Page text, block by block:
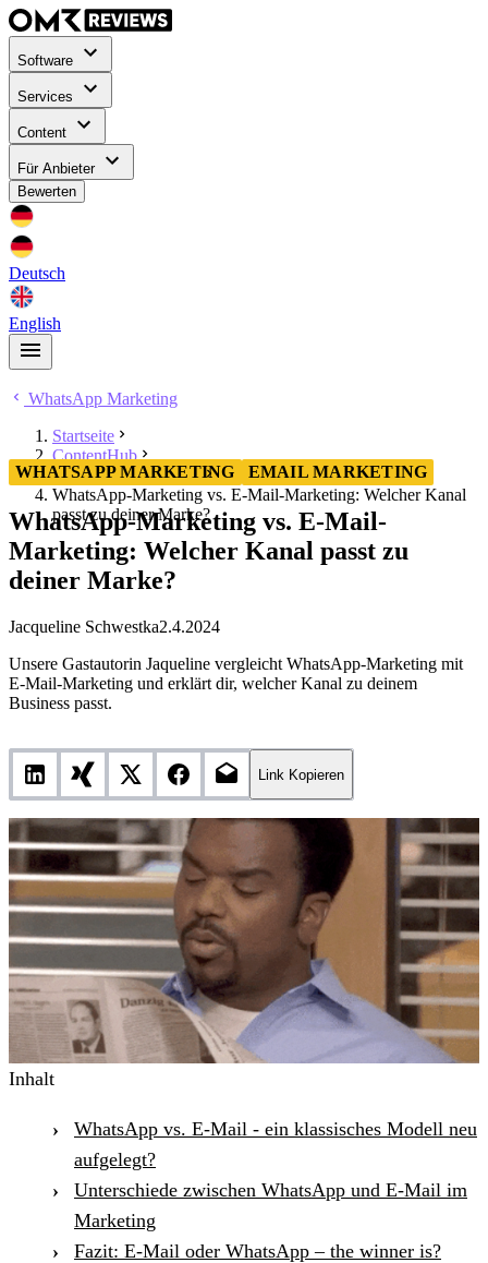
Software
Services
Content
Für Anbieter
Bewerten
Deutsch
English
WhatsApp Marketing
Startseite
ContentHub
WhatsApp Marketing
WhatsApp-Marketing vs. E-Mail-Marketing: Welcher Kanal
passt zu deiner Marke?
WHATSAPP MARKETING EMAIL MARKETING
WhatsApp-Marketing vs. E-Mail-
Marketing: Welcher Kanal passt zu
deiner Marke?
Jacqueline Schwestka2.4.2024
Unsere Gastautorin Jaqueline vergleicht WhatsApp-Marketing mit
E-Mail-Marketing und erklärt dir, welcher Kanal zu deinem
Business passt.
Link Kopieren
Inhalt
WhatsApp vs. E-Mail - ein klassisches Modell neu
aufgelegt?
Unterschiede zwischen WhatsApp und E-Mail im
Marketing
Fazit: E-Mail oder WhatsApp – the winner is?